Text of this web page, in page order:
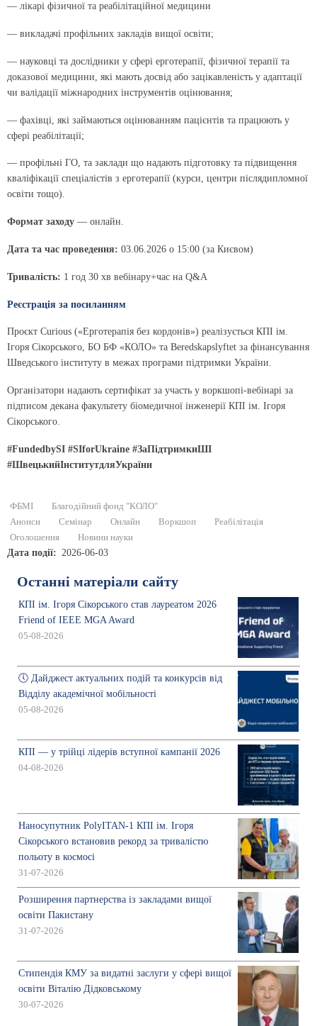
— лікарі фізичної та реабілітаційної медицини
— викладачі профільних закладів вищої освіти;
— науковці та дослідники у сфері ерготерапії, фізичної терапії та
доказової медицини, які мають досвід або зацікавленість у адаптації
чи валідації міжнародних інструментів оцінювання;
— фахівці, які займаються оцінюванням пацієнтів та працюють у
сфері реабілітації;
— профільні ГО, та заклади що надають підготовку та підвищення
кваліфікації спеціалістів з ерготерапії (курси, центри післядипломної
освіти тощо).
Формат заходу — онлайн.
Дата та час проведення: 03.06.2026 о 15:00 (за Києвом)
Тривалість: 1 год 30 хв вебінару+час на Q&A
Реєстрація за посиланням
Проєкт Curious («Ерготерапія без кордонів») реалізується КПІ ім.
Ігоря Сікорського, БО БФ «КОЛО» та Beredskapslyftet за фінансування
Шведського інституту в межах програми підтримки України.
Організатори надають сертифікат за участь у воркшопі-вебінарі за
підписом декана факультету біомедичної інженерії КПІ ім. Ігоря
Сікорського.
#FundedbySI #SIforUkraine #ЗаПідтримкиШІ
#ШвецькийІнститутдляУкраїни
ФБМІ
Благодійний фонд "КОЛО"
Анонси
Семінар Онлайн Воркшоп
Реабілітація
Оголошення
Новини науки
Дата події 2026-06-03
Останні матеріали сайту
КПІ ім. Ігоря Сікорського став лауреатом 2026
Friend of IEEE MGA Award
05-08-2026
🕔 Дайджест актуальних подій та конкурсів від
Відділу академічної мобільності
05-08-2026
КПІ — у трійці лідерів вступної кампанії 2026
04-08-2026
Наносупутник PolyITAN-1 КПІ ім. Ігоря
Сікорського встановив рекорд за тривалістю
польоту в космосі
31-07-2026
Розширення партнерства із закладами вищої
освіти Пакистану
31-07-2026
Стипендія КМУ за видатні заслуги у сфері вищої
освіти Віталію Дідковському
30-07-2026